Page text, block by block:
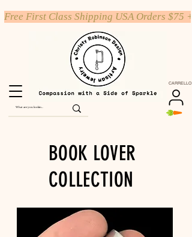
CARRELLO
Free First Class Shipping USA Orders $75 +
BOOK LOVER
COLLECTION